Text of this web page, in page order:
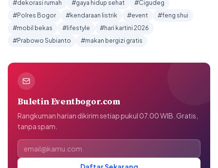
#dekorasi rumah
#gaya hidup sehat
#Cigudeg
#Polres Bogor
#kendaraan listrik #event
#feng shui
#mobil bekas
#lifestyle
#hari kartini 2026
#Prabowo Subianto
#makan bergizi gratis
Buletin Eventbogor.com
Rangkuman harian dikirim setiap pukul 07.00 WIB. Gratis,
tanpa spam.
Alamat email